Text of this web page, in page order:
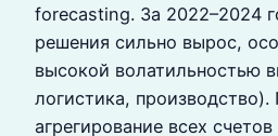
forecasting. За 2022–2024
решения сильно вырос,
высокой волатильностью
логистика,
агрегирование всех